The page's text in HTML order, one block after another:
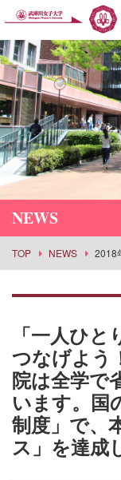
NEWS
TOP NEWS 2018
「一人ひ
つなげよう
院は全学で
います。国
制度」で、
ス」を達成